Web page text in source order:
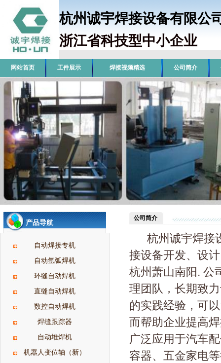
杭州诚宇焊接设备有
浙江省科技型中小企业
网站首页 工件展示 焊接视频精选 公司简介
产品导航
自动焊接专机
自动氩弧焊机
环缝自动焊机
直缝自动焊机
数控自动焊机
焊缝跟踪器
自动堆焊机
机器人变位轴（新）
公司简介
杭州诚宇焊接
接设备开发、设
杭州萧山南阳. 公
理团队，长期致
的实践经验，可
而帮助企业提高
广泛应用于汽车
容器、五金家电